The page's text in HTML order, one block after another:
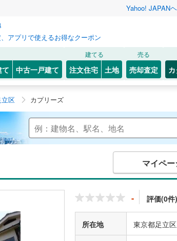
Yahoo! JAPAN
アプリで使えるお得なクーポン
中古一戸建て
建てる
注文住宅 土地
売る
売却査定
立区 カプリーズ
動産 マンションカタログ
マイペー
- 評価(0件
所在地 東京都足立